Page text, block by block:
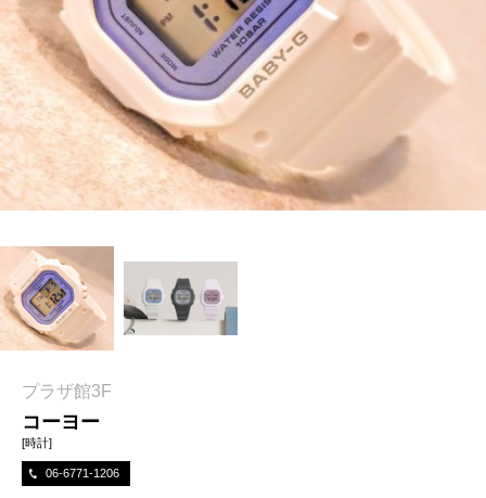
プラザ館3F
コーヨー
[時計]
06-6771-1206